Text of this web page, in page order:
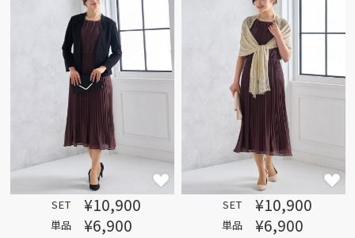
SET ¥10,900
単品 ¥6,900
SET ¥10,900
単品 ¥6,900